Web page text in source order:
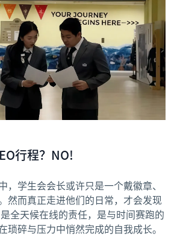
行程？NO!
，学生会会长或许只是一个戴徽章、
然而真正走进他们的日常，才会发现
全天候在线的责任，是与时间赛跑的
琐碎与压力中悄然完成的自我成长。